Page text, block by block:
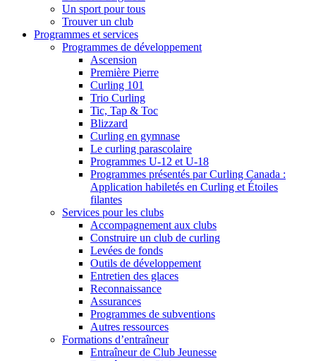
Un sport pour tous
Trouver un club
Programmes et services
Programmes de développement
Ascension
Première Pierre
Curling 101
Trio Curling
Tic, Tap & Toc
Blizzard
Curling en gymnase
Le curling parascolaire
Programmes U-12 et U-18
Programmes présentés par Curling Canada :
Application habiletés en Curling et Étoiles
filantes
Services pour les clubs
Accompagnement aux clubs
Construire un club de curling
Levées de fonds
Outils de développement
Entretien des glaces
Reconnaissance
Assurances
Programmes de subventions
Autres ressources
Formations d’entraîneur
Entraîneur de Club Jeunesse